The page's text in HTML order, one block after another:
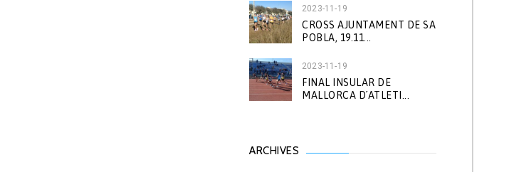
2023-11-19
CROSS AJUNTAMENT DE SA
POBLA, 19.11...
2023-11-19
FINAL INSULAR DE
MALLORCA D´ATLETI...
ARCHIVES